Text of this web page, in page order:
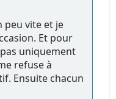
peu vite et je
Et pour
uniquement
refuse à
Ensuite chacun